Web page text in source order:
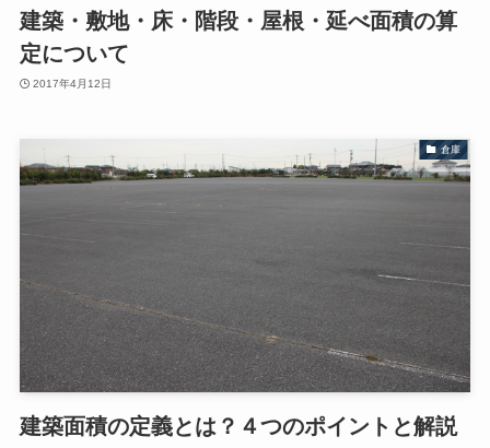
建築・敷地・床・階段・屋根・延べ面積の算
定について
2017年4月12日
倉庫
建築面積の定義とは？４つのポイントと解説